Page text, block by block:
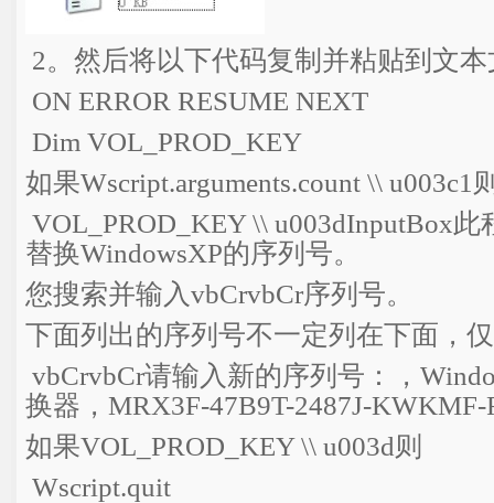
2。然后将以下代码复制并粘贴到文
ON ERROR RESUME NEXT
Dim VOL_PROD_KEY
如果Wscript.arguments.count \\ u003c1
VOL_PROD_KEY \\ u003dInputBox
替换WindowsXP的序列号。
您搜索并输入vbCrvbCr序列号。
下面列出的序列号不一定列在下面，
vbCrvbCr请输入新的序列号：，
换器，MRX3F-47B9T-2487J-
如果VOL_PROD_KEY \\ u003d则
Wscript.quit